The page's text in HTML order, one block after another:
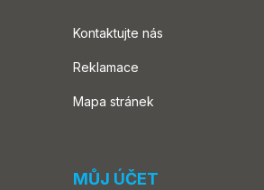
Kontaktujte nás
Reklamace
Mapa stránek
MŮJ ÚČET